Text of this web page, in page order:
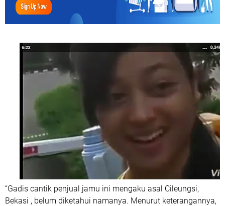
“Gadis cantik penjual jamu ini mengaku asal Cileungsi,
Bekasi , belum diketahui namanya. Menurut keterangannya,